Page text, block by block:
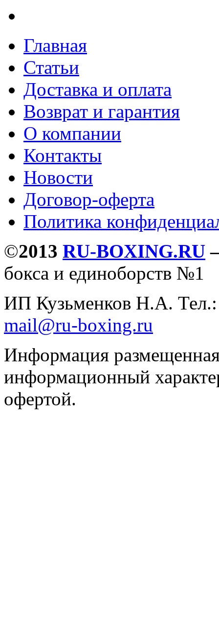
Главная
Статьи
Доставка и оплата
Возврат и гарантия
О компании
Контакты
Новости
Договор-оферта
Политика
©2013 RU-BOXING.RU
бокса и единоборств №1
ИП Кузьменков Н.А.
mail@ru-boxing.ru
Информация
информационный
офертой.